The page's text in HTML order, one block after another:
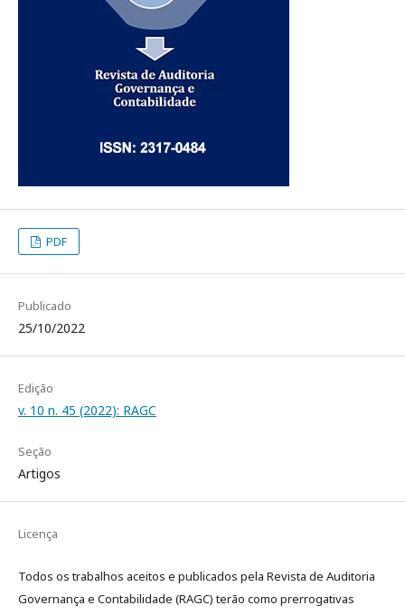
PDF
Publicado
25/10/2022
Edição
v. 10 n. 45 (2022): RAGC
Seção
Artigos
Licença
Todos os trabalhos aceitos e publicados pela Revista de Auditoria
Governança e Contabilidade (RAGC) terão como prerrogativas